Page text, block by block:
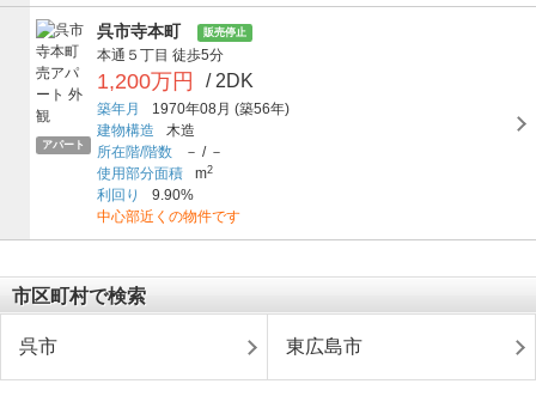
アパート
呉市寺本町 販売停止
本通５丁目 徒歩5分
1,200万円 / 2DK
築年月 1970年08月 (築56年)
建物構造
木造
所在階/階数
－ /－
使用部分面積
m2
利回り
9.90%
中心部近くの物件です
市区町村で検索
呉市 東広島市